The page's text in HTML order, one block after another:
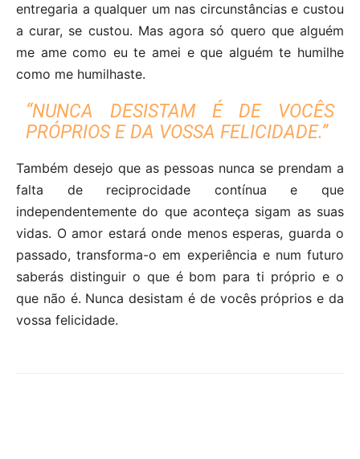
entregaria a qualquer um nas circunstâncias e custou
a curar, se custou. Mas agora só quero que alguém
me ame como eu te amei e que alguém te humilhe
como me humilhaste.
“NUNCA DESISTAM É DE VOCÊS
PRÓPRIOS E DA VOSSA FELICIDADE.”
Também desejo que as pessoas nunca se prendam a
falta de reciprocidade contínua e que
independentemente do que aconteça sigam as suas
vidas. O amor estará onde menos esperas, guarda o
passado, transforma-o em experiência e num futuro
saberás distinguir o que é bom para ti próprio e o
que não é. Nunca desistam é de vocês próprios e da
vossa felicidade.